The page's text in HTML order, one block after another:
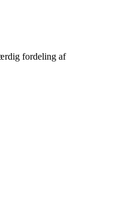
fordeling af